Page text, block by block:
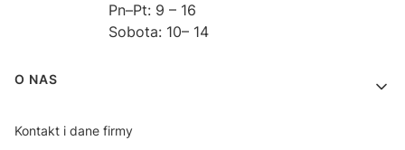
Pn–Pt: 9 – 16
Sobota: 10– 14
Linki w stopce
O NAS
Kontakt i dane firmy